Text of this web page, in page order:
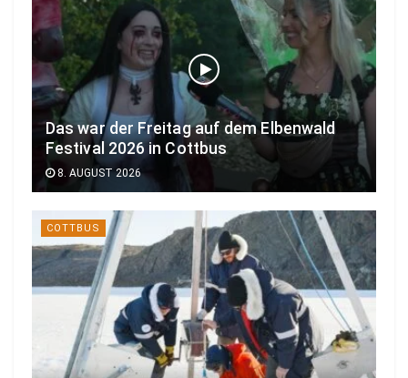
Das war der Freitag auf dem Elbenwald
Festival 2026 in Cottbus
8. AUGUST 2026
COTTBUS